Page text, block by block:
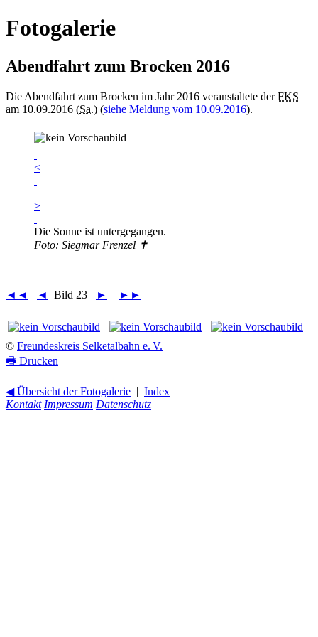
Fotogalerie
Abendfahrt zum Brocken 2016
Die Abendfahrt zum Brocken im Jahr 2016 veranstaltete derFKS
am 10.09.2016 (Sa.) (siehe Meldung vom 10.09.2016).
<
>
Die Sonne ist untergegangen.
Foto: Siegmar Frenzel ✝
◄◄ ◄ Bild 23 ► ►►
© Freundeskreis Selketalbahn e. V.
🖶 Drucken
◀ Übersicht der Fotogalerie | Index
Kontakt Impressum Datenschutz